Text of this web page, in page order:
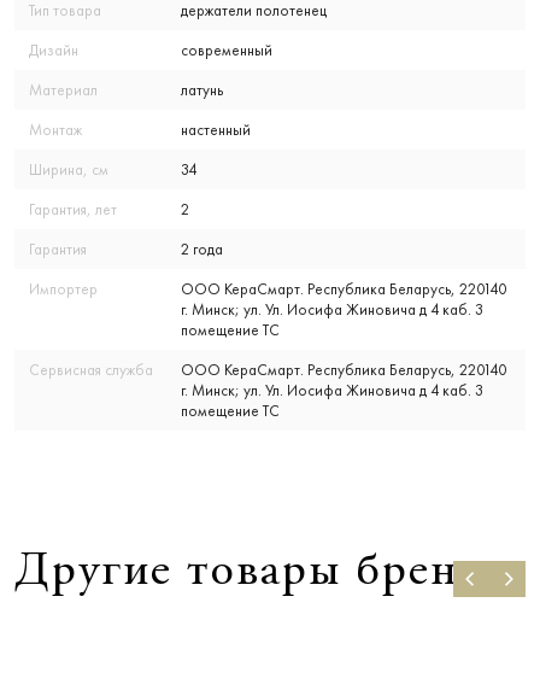
Тип товара держатели полотенец
Дизайн современный
Материал латунь
Монтаж настенный
Ширина, см 34
Гарантия, лет 2
Гарантия 2 года
Импортер
ООО КераСмарт. Республика Беларусь, 220140
г. Минск; ул. Ул. Иосифа Жиновича д 4 каб. 3
помещение ТС
Сервисная служба
ООО КераСмарт. Республика Беларусь, 220140
г. Минск; ул. Ул. Иосифа Жиновича д 4 каб. 3
помещение ТС
Другие товары бренда